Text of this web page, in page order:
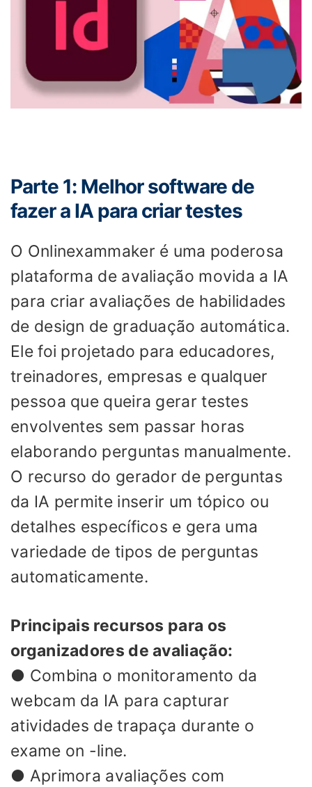
Parte 1: Melhor software de
fazer a IA para criar testes
O Onlinexammaker é uma poderosa
plataforma de avaliação movida a IA
para criar avaliações de habilidades
de design de graduação automática.
Ele foi projetado para educadores,
treinadores, empresas e qualquer
pessoa que queira gerar testes
envolventes sem passar horas
elaborando perguntas manualmente.
O recurso do gerador de perguntas
da IA ​​permite inserir um tópico ou
detalhes específicos e gera uma
variedade de tipos de perguntas
automaticamente.
Principais recursos para os
organizadores de avaliação:
● Combina o monitoramento da
webcam da IA ​​para capturar
atividades de trapaça durante o
exame on -line.
● Aprimora avaliações com